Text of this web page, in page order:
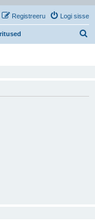
Logi sisse
Registreeru